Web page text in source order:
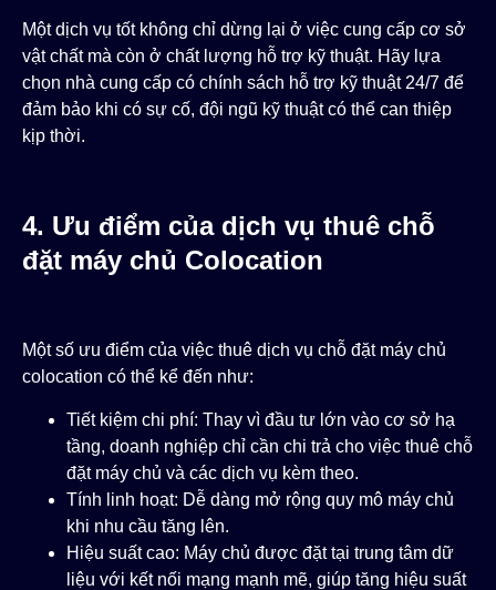
Một dịch vụ tốt không chỉ dừng lại ở việc cung cấp cơ sở
vật chất mà còn ở chất lượng hỗ trợ kỹ thuật. Hãy lựa
chọn nhà cung cấp có chính sách hỗ trợ kỹ thuật 24/7 để
đảm bảo khi có sự cố, đội ngũ kỹ thuật có thể can thiệp
kịp thời.
4. Ưu điểm của dịch vụ thuê chỗ
đặt máy chủ Colocation
Một số ưu điểm của việc thuê dịch vụ chỗ đặt máy chủ
colocation có thể kể đến như:
Tiết kiệm chi phí: Thay vì đầu tư lớn vào cơ sở hạ
tầng, doanh nghiệp chỉ cần chi trả cho việc thuê chỗ
đặt máy chủ và các dịch vụ kèm theo.
Tính linh hoạt: Dễ dàng mở rộng quy mô máy chủ
khi nhu cầu tăng lên.
Hiệu suất cao: Máy chủ được đặt tại trung tâm dữ
liệu với kết nối mạng mạnh mẽ, giúp tăng hiệu suất